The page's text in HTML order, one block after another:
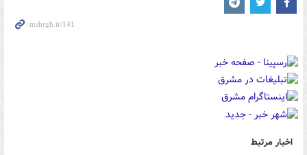
اخبار مرتبط